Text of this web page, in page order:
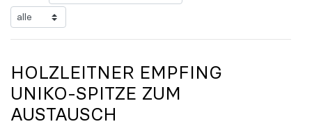
HOLZLEITNER EMPFING
UNIKO-SPITZE ZUM
AUSTAUSCH